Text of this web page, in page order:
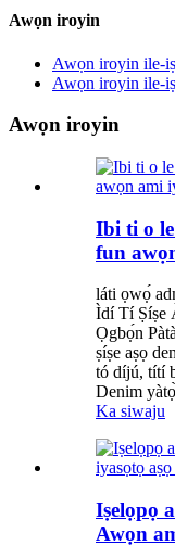
Awọn iroyin
Awọn iroyin ile-
Awọn iroyin ile-
Awọn iroyin
Ibi ti o le
fun
láti ọwọ́
Ìdí Tí Ṣíṣe
Ọgbọ́n
ṣíṣe aṣọ
tó díjú, títí
Denim
Ka siwaju
Iṣelọpọ
Awọn